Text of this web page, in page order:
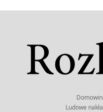
Ludowe